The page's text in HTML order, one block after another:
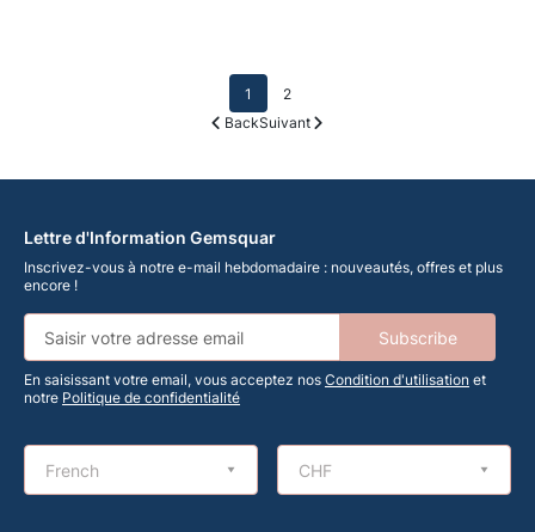
Back
1
2
Suivant
Lettre d'Information Gemsquar
Inscrivez-vous à notre e-mail hebdomadaire : nouveautés, offres et plus
encore !
Subscribe
En saisissant votre email, vous acceptez nos Condition d'utilisation et
notre Politique de confidentialité
French CHF